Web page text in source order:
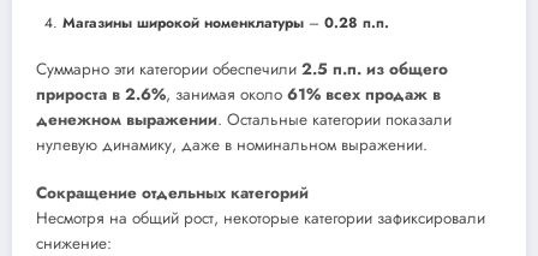
Магазины широкой номенклатуры – 0.28 п.п.
Суммарно эти категории обеспечили 2.5 п.п. из общего
прироста в 2.6%, занимая около 61% всех продаж в
денежном выражении. Остальные категории показали
нулевую динамику, даже в номинальном выражении.
Сокращение отдельных категорий
Несмотря на общий рост, некоторые категории зафиксировали
снижение: